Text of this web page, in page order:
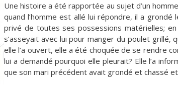
Une histoire a été rapportée au sujet d’un
quand l’homme est allé lui répondre, il a grondé
privé de toutes ses possessions matérielles;
s’asseyait avec lui pour manger du poulet grillé,
elle l’a ouvert, elle a été choquée de se rendre
lui a demandé pourquoi elle pleurait? Elle l’a
que son mari précédent avait grondé et chassé et